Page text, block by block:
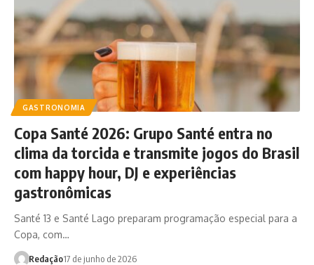
GASTRONOMIA
Copa Santé 2026: Grupo Santé entra no
clima da torcida e transmite jogos do Brasil
com happy hour, DJ e experiências
gastronômicas
Santé 13 e Santé Lago preparam programação especial para a
Copa, com…
Redação17 de junho de 2026